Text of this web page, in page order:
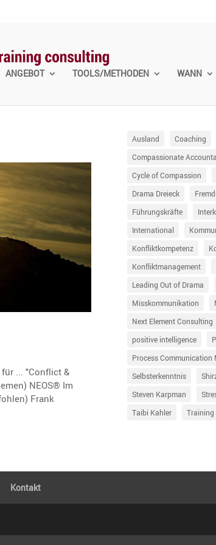
ANGEBOT TOOLS/METHODEN WANN
... "Conflict &
NEOS® Im
Frank
Ausland Coaching
Compassionate
Cycle of Compassion
Drama Dreieck
Führungskräfte
International
Konfliktkompetenz
Konfliktmanagement
Leading Out of Drama
Misskommunikation
Next Element Consulting
positive intelligence
Process Communication
Selbsterkenntnis
Steven Karpman
Taibi Kahler
Training
Kontakt